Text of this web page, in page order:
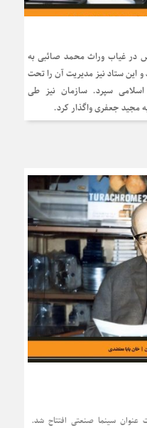
در غیاب وراث محمد صائبی به
این ستاد نیز مدیریت آن را تحت
اسلامی سپرد. سازمان نیز طی
مجید جعفری واگذار کرد.
دوم اردیبهشت ۱۳۰۷، تحت عنوان سینما صنعتی افتتاح شد.